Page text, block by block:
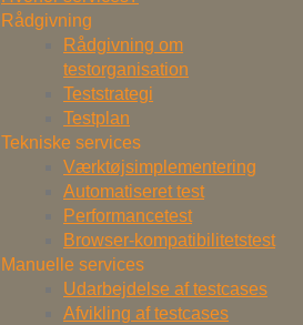
Rådgivning
Rådgivning om
testorganisation
Teststrategi
Testplan
Tekniske services
Værktøjsimplementering
Automatiseret test
Performancetest
Browser-kompatibilitetstest
Manuelle services
Udarbejdelse af testcases
Afvikling af testcases